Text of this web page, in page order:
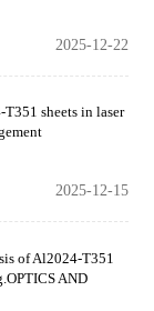
2025-12-22
sheets in laser
2025-12-15
of Al2024-T351
AND